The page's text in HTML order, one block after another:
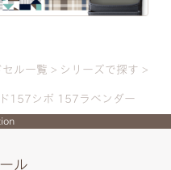
ル一覧
シリーズで探す
157シボ 157ラベンダー
ル